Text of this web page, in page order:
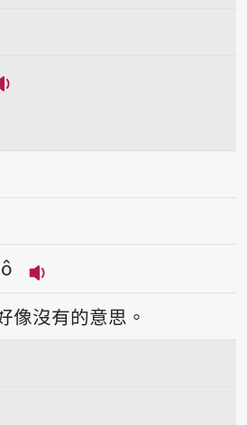
播放音讀ná ū ná bô
像沒有的意思。